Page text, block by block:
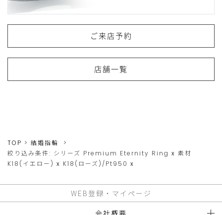
ご来店予約
店舗一覧
TOP
結婚指輪
絞り込み条件: シリーズ Premium Eternity Ring x 素材
K18(イエロー) x K18(ローズ)/Pt950 x
WEB登録・マイページ